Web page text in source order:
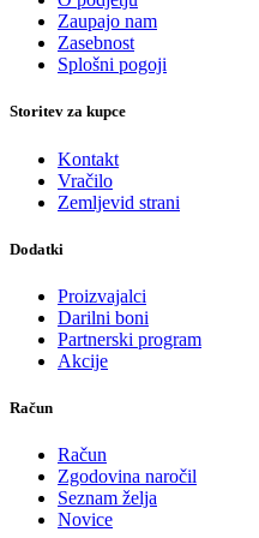
Zaupajo nam
Zasebnost
Splošni pogoji
Storitev za kupce
Kontakt
Vračilo
Zemljevid strani
Dodatki
Proizvajalci
Darilni boni
Partnerski program
Akcije
Račun
Račun
Zgodovina naročil
Seznam želja
Novice